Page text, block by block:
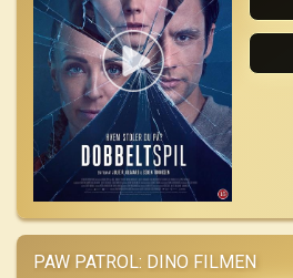
PAW PATROL: DINO FILMEN